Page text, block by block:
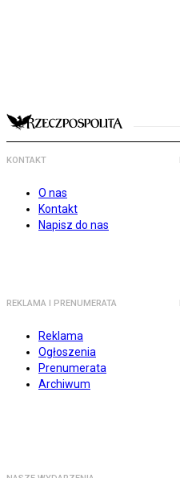
KONTAKT
O nas
Kontakt
Napisz do nas
REKLAMA I PRENUMERATA
Reklama
Ogłoszenia
Prenumerata
Archiwum